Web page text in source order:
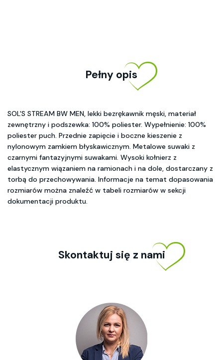
Pełny opis
SOL'S STREAM BW MEN, lekki bezrękawnik męski, materiał
zewnętrzny i podszewka: 100% poliester. Wypełnienie: 100%
poliester puch. Przednie zapięcie i boczne kieszenie z
nylonowym zamkiem błyskawicznym. Metalowe suwaki z
czarnymi fantazyjnymi suwakami. Wysoki kołnierz z
elastycznym wiązaniem na ramionach i na dole, dostarczany z
torbą do przechowywania. Informacje na temat dopasowania
rozmiarów można znaleźć w tabeli rozmiarów w sekcji
dokumentacji produktu.
Skontaktuj się z nami